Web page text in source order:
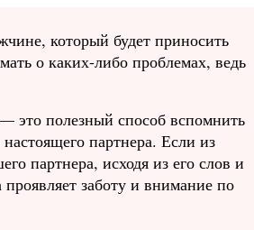
который будет приносить
о каких-либо проблемах, ведь
это полезный способ вспомнить
партнера. Если из
партнера, исходя из его слов и
заботу и внимание по